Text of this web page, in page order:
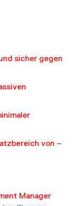
sicher gegen
von –
Manager